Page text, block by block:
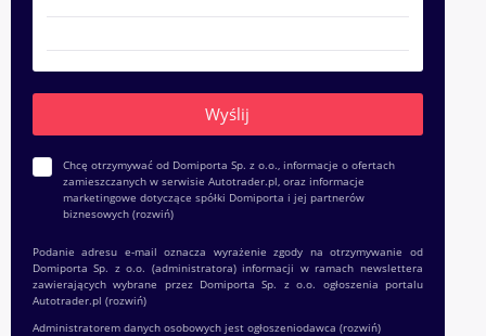
Chcę otrzymywać od Domiporta Sp. z o.o., informacje o ofertach
zamieszczanych w serwisie Autotrader.pl, oraz informacje
marketingowe dotyczące spółki Domiporta i jej partnerów
biznesowych (rozwiń)
Podanie adresu e-mail oznacza wyrażenie zgody na otrzymywanie od
Domiporta Sp. z o.o. (administratora) informacji w ramach newslettera
zawierających wybrane przez Domiporta Sp. z o.o. ogłoszenia portalu
Autotrader.pl (rozwiń)
Administratorem danych osobowych jest ogłoszeniodawca (rozwiń)